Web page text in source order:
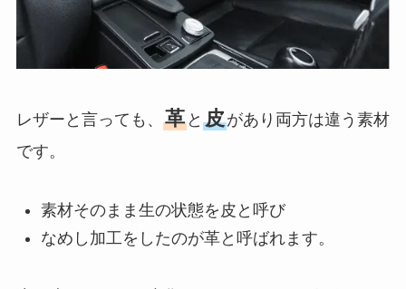
レザーと言っても、 革と 皮があり両方は違う素材
です。
素材そのまま生の状態を皮と呼び
なめし加工をしたのが革と呼ばれます。